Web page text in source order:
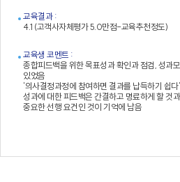
교육결과 :
4.1 (고객사자체평가 5.0만점-교육추천정도)
교육생 코멘트 :
종합피드백을 위한 목표성과 확인과 점검, 성과
있었음
'의사결정과정에 참여하면 결과를 납득하기 쉽
성과에 대한 피드백은 간결하고 명료하게 할 것
중요한 선행 요건인 것이 기억에 남음